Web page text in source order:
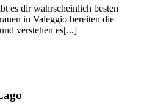
es dir wahrscheinlich besten
in Valeggio bereiten die
verstehen es[...]